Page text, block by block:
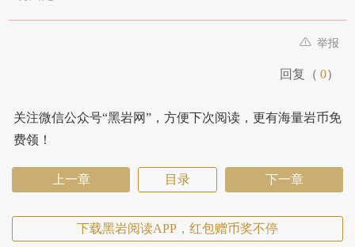
举报
回复（ 0）
关注微信公众号“黑岩网”，方便下次阅读，更有海量岩币免
费领！
上一章 目录 下一章
下载黑岩阅读APP，红包赠币奖不停